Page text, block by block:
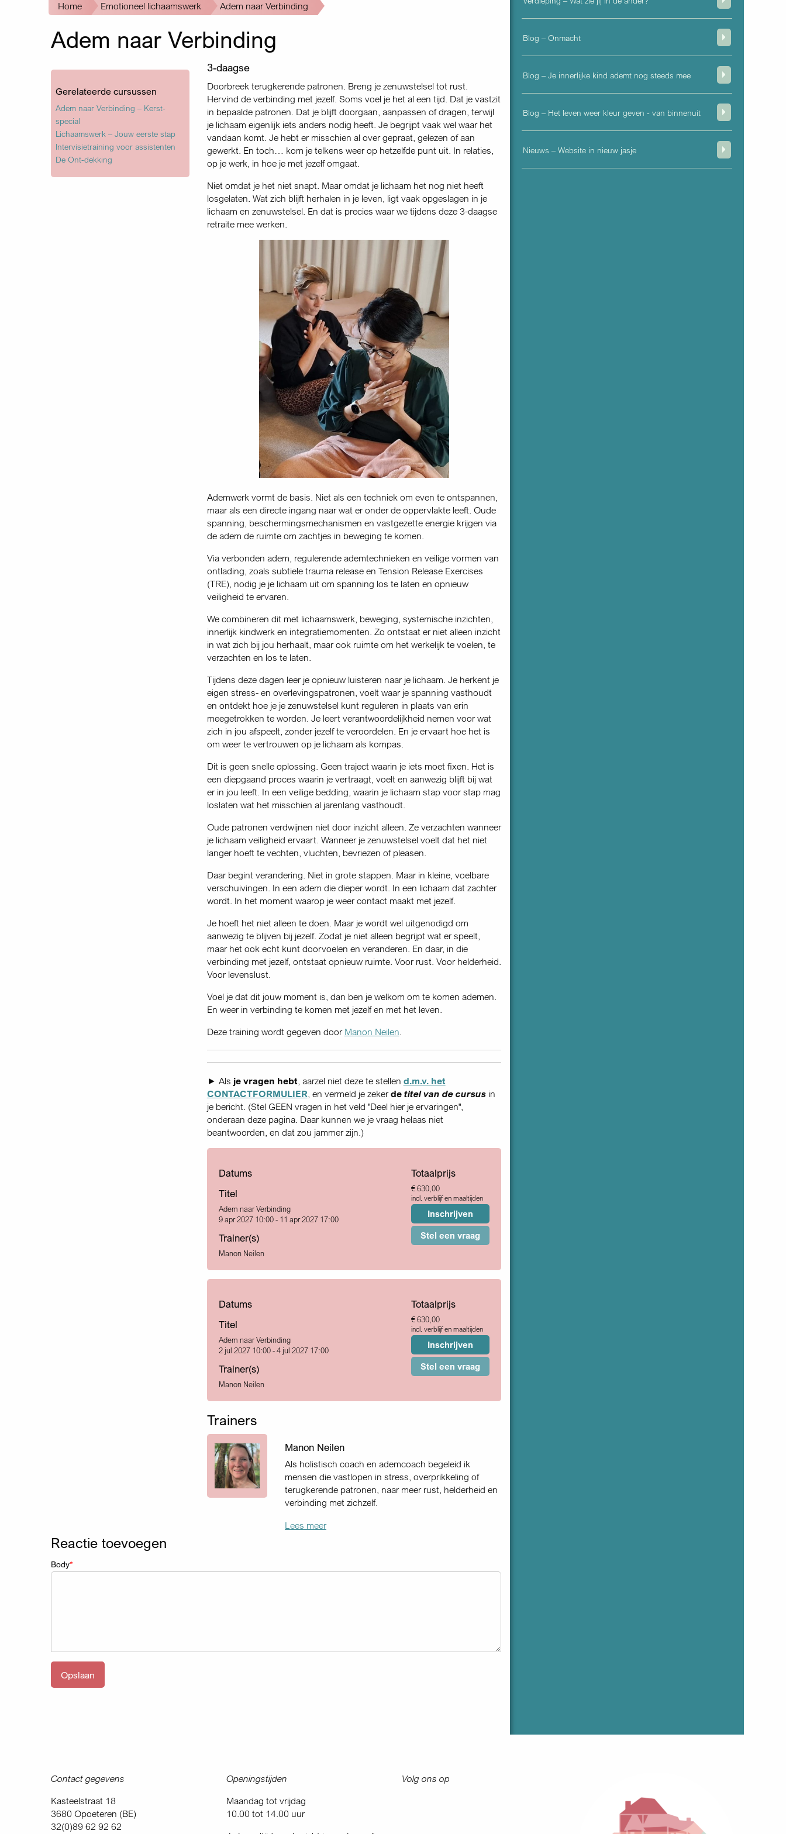
Kruimelpad
Home Emotioneel lichaamswerk Adem naar Verbinding
Adem naar Verbinding
3-daagse
Doorbreek terugkerende patronen. Breng je zenuwstelsel tot rust.
Hervind de verbinding met jezelf. Soms voel je het al een tijd. Dat je vastzit
in bepaalde patronen. Dat je blijft doorgaan, aanpassen of dragen, terwijl
je lichaam eigenlijk iets anders nodig heeft. Je begrijpt vaak wel waar het
vandaan komt. Je hebt er misschien al over gepraat, gelezen of aan
gewerkt. En toch… kom je telkens weer op hetzelfde punt uit. In relaties,
op je werk, in hoe je met jezelf omgaat.
Niet omdat je het niet snapt. Maar omdat je lichaam het nog niet heeft
losgelaten. Wat zich blijft herhalen in je leven, ligt vaak opgeslagen in je
lichaam en zenuwstelsel. En dat is precies waar we tijdens deze 3-daagse
retraite mee werken.
Ademwerk vormt de basis. Niet als een techniek om even te ontspannen,
maar als een directe ingang naar wat er onder de oppervlakte leeft. Oude
spanning, beschermingsmechanismen en vastgezette energie krijgen via
de adem de ruimte om zachtjes in beweging te komen.
Via verbonden adem, regulerende ademtechnieken en veilige vormen van
ontlading, zoals subtiele trauma release en Tension Release Exercises
(TRE), nodig je je lichaam uit om spanning los te laten en opnieuw
veiligheid te ervaren.
We combineren dit met lichaamswerk, beweging, systemische inzichten,
innerlijk kindwerk en integratiemomenten. Zo ontstaat er niet alleen inzicht
in wat zich bij jou herhaalt, maar ook ruimte om het werkelijk te voelen, te
verzachten en los te laten.
Tijdens deze dagen leer je opnieuw luisteren naar je lichaam. Je herkent je
eigen stress- en overlevingspatronen, voelt waar je spanning vasthoudt
en ontdekt hoe je je zenuwstelsel kunt reguleren in plaats van erin
meegetrokken te worden. Je leert verantwoordelijkheid nemen voor wat
zich in jou afspeelt, zonder jezelf te veroordelen. En je ervaart hoe het is
om weer te vertrouwen op je lichaam als kompas.
Dit is geen snelle oplossing. Geen traject waarin je iets moet fixen. Het is
een diepgaand proces waarin je vertraagt, voelt en aanwezig blijft bij wat
er in jou leeft. In een veilige bedding, waarin je lichaam stap voor stap mag
loslaten wat het misschien al jarenlang vasthoudt.
Oude patronen verdwijnen niet door inzicht alleen. Ze verzachten wanneer
je lichaam veiligheid ervaart. Wanneer je zenuwstelsel voelt dat het niet
langer hoeft te vechten, vluchten, bevriezen of pleasen.
Daar begint verandering. Niet in grote stappen. Maar in kleine, voelbare
verschuivingen. In een adem die dieper wordt. In een lichaam dat zachter
wordt. In het moment waarop je weer contact maakt met jezelf.
Je hoeft het niet alleen te doen. Maar je wordt wel uitgenodigd om
aanwezig te blijven bij jezelf. Zodat je niet alleen begrijpt wat er speelt,
maar het ook echt kunt doorvoelen en veranderen. En daar, in die
verbinding met jezelf, ontstaat opnieuw ruimte. Voor rust. Voor helderheid.
Voor levenslust.
Voel je dat dit jouw moment is, dan ben je welkom om te komen ademen.
En weer in verbinding te komen met jezelf en met het leven.
Deze training wordt gegeven door Manon Neilen
► Als je vragen hebt , aarzel niet deze te stellen d.m.v. het
CONTACTFORMULIER , en vermeld je zekerde titel van de cursusin
je bericht. (Stel GEEN vragen in het veld "Deel hier je ervaringen",
onderaan deze pagina. Daar kunnen we je vraag helaas niet
beantwoorden, en dat zou jammer zijn.)
Datums
Titel
Adem naar Verbinding
9 apr 2027 10:00 - 11 apr 2027 17:00
Trainer(s)
Manon Neilen
Totaalprijs
€ 630,00
incl. verblijf en maaltijden
Inschrijven
Stel een vraag
Datums
Titel
Adem naar Verbinding
2 jul 2027 10:00 - 4 jul 2027 17:00
Trainer(s)
Manon Neilen
Totaalprijs
€ 630,00
incl. verblijf en maaltijden
Inschrijven
Stel een vraag
Trainers
Manon Neilen
Als holistisch coach en ademcoach begeleid ik
mensen die vastlopen in stress, overprikkeling of
terugkerende patronen, naar meer rust, helderheid en
verbinding met zichzelf.
Lees meer
Gerelateerde cursussen
Adem naar Verbinding – Kerst-
special
Lichaamswerk – Jouw eerste stap
Intervisietraining voor assistenten
De Ont-dekking
Reactie toevoegen
Body
Blog – Onmacht
Blog – Je innerlijke kind ademt nog steeds mee
Blog – Het leven weer kleur geven - van binnenuit
Nieuws – Website in nieuw jasje
Contact gegevens
Kasteelstraat 18
3680 Opoeteren (BE)
32(0)89 62 92 62
Openingstijden
Maandag tot vrijdag
10.00 tot 14.00 uur
Volg ons op